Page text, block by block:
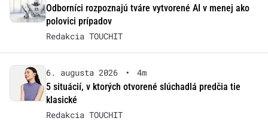
Odborníci rozpoznajú tváre vytvorené AI v menej ako
polovici prípadov
Redakcia TOUCHIT
6. augusta 2026 •
4m
5 situácií, v ktorých otvorené slúchadlá predčia tie
klasické
Redakcia TOUCHIT